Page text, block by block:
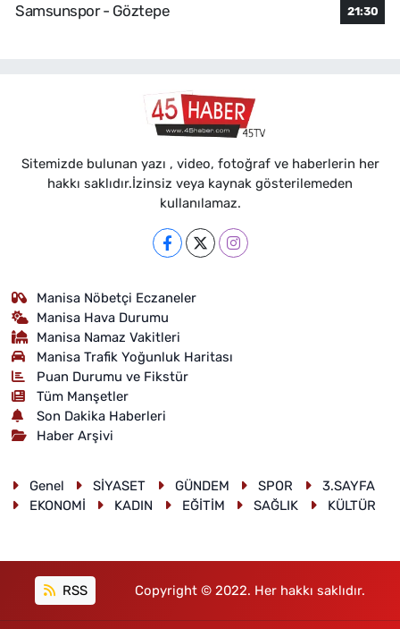
Samsunspor - Göztepe
21:30
Sitemizde bulunan yazı , video, fotoğraf ve haberlerin her
hakkı saklıdır.İzinsiz veya kaynak gösterilemeden
kullanılamaz.
Manisa Nöbetçi Eczaneler
Manisa Hava Durumu
Manisa Namaz Vakitleri
Manisa Trafik Yoğunluk Haritası
Puan Durumu ve Fikstür
Tüm Manşetler
Son Dakika Haberleri
Haber Arşivi
Genel SİYASET GÜNDEM SPOR
3.SAYFA
EKONOMİ
KADIN EĞİTİM SAĞLIK KÜLTÜR
RSS Copyright © 2022. Her hakkı saklıdır.